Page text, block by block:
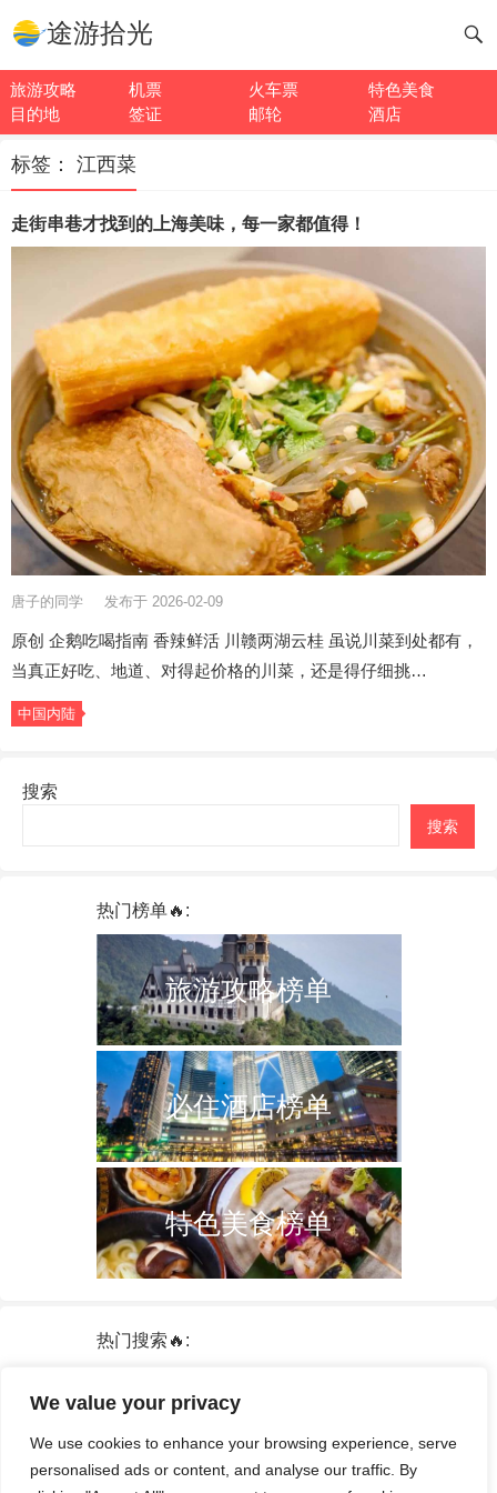
We value your privacy
We use cookies to enhance your browsing experience, serve
personalised ads or content, and analyse our traffic. By
途游拾光
旅游攻略 机票 火车票
特色美食
目的地
签证 邮轮 酒店
标签： 江西菜
走街串巷才找到的上海美味，每一家都值得！
唐子的同学 发布于 2026-02-09
原创 企鹅吃喝指南 香辣鲜活 川赣两湖云桂 虽说川菜到处都有，
当真正好吃、地道、对得起价格的川菜，还是得仔细挑…
中国内陆
搜索
搜索
热门榜单🔥:
旅游攻略榜单
必住酒店榜单
特色美食榜单
热门搜索🔥:
泰国
中国 火车票
签证
酒店